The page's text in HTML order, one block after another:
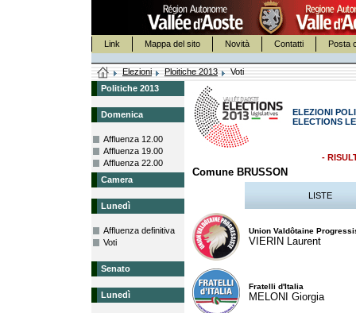
Link Mappa del sito Novità Contatti Posta
Elezioni Ploitiche 2013
Voti
Politiche 2013
Domenica
Affluenza 12.00
Affluenza 19.00
Affluenza 22.00
Camera
Lunedì
Affluenza definitiva
Voti
Senato
Lunedì
ELEZIONI
ELECTIONS
-
Comune BRUSSON
LISTE
Union Valdôtaine
VIERIN Laurent
Fratelli d'Italia
MELONI Giorgia